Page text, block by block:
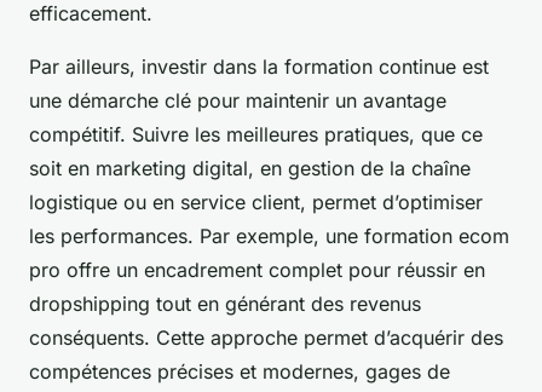
efficacement.
Par ailleurs, investir dans la formation continue est
une démarche clé pour maintenir un avantage
compétitif. Suivre les meilleures pratiques, que ce
soit en marketing digital, en gestion de la chaîne
logistique ou en service client, permet d’optimiser
les performances. Par exemple, une formation ecom
pro offre un encadrement complet pour réussir en
dropshipping tout en générant des revenus
conséquents. Cette approche permet d’acquérir des
compétences précises et modernes, gages de